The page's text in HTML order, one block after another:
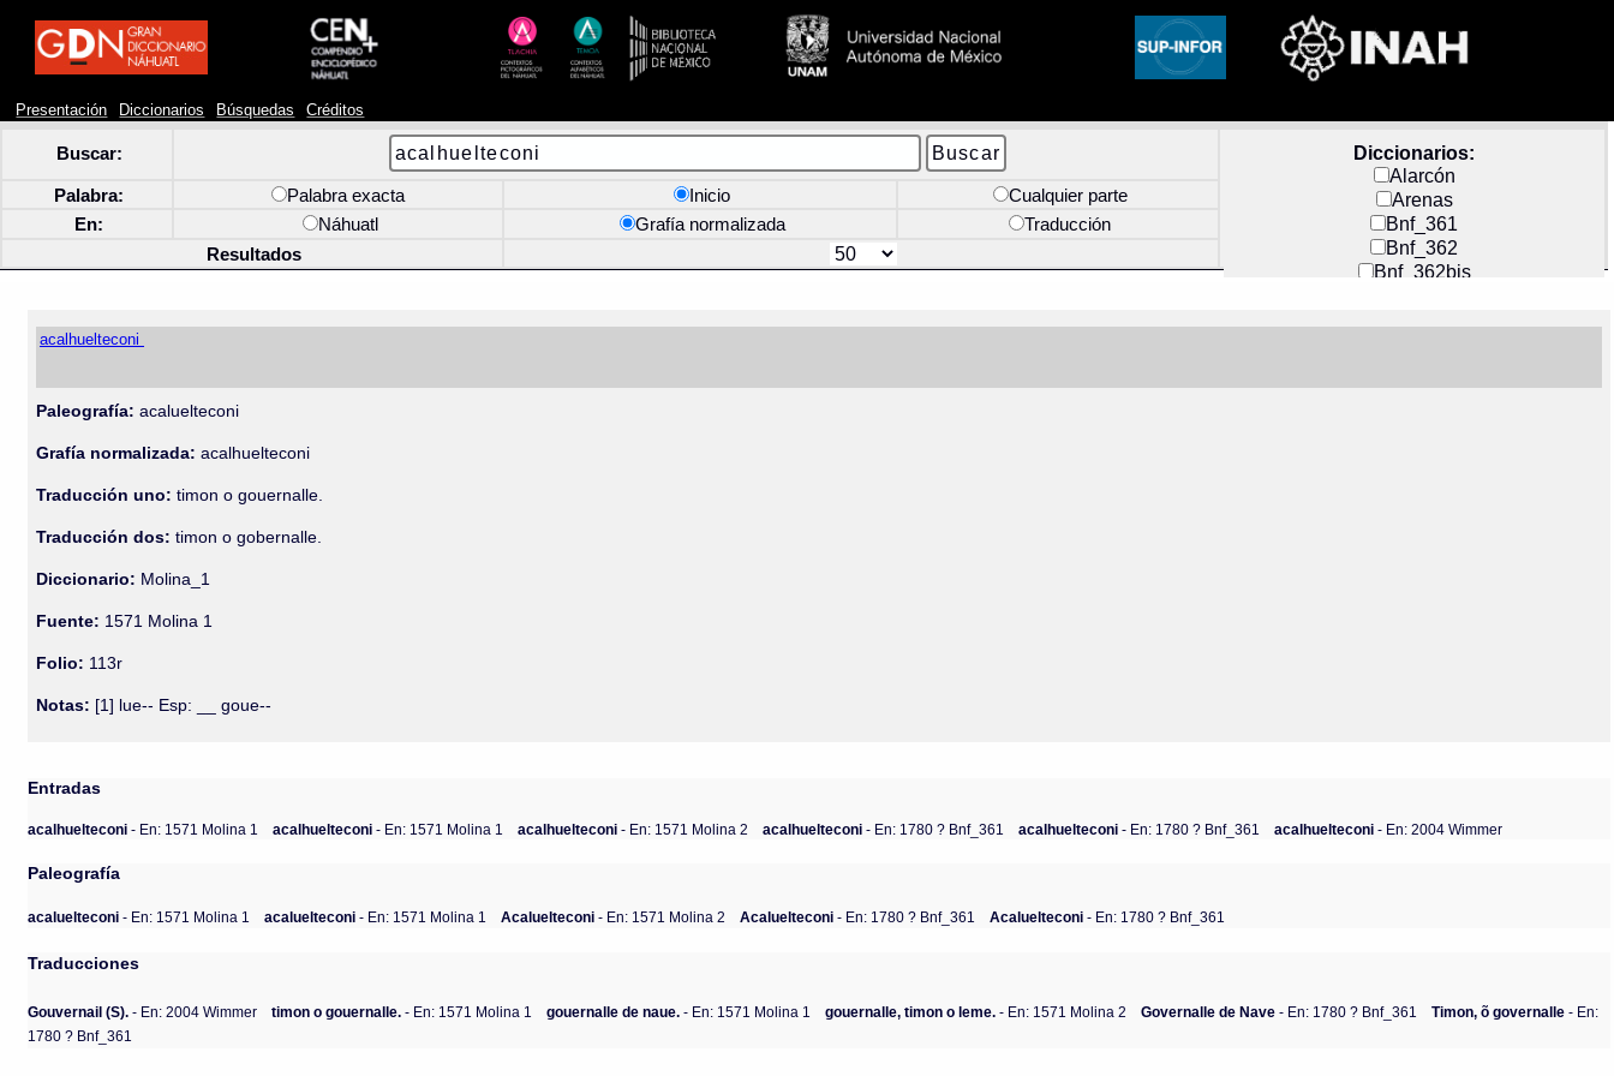
Presentación Diccionarios Búsquedas Créditos
Buscar:
Diccionarios:
Alarcón
Arenas
Bnf_361
Bnf_362
Bnf_362bis
Docs_México
Palabra: Palabra exacta Inicio
Cualquier parte
En:
Náhuatl Grafía normalizada
Traducción
Resultados
acalhuelteconi
Paleografía: acaluelteconi
Grafía normalizada: acalhuelteconi
Traducción uno: timon o gouernalle.
Traducción dos: timon o gobernalle.
Diccionario: Molina_1
Fuente: 1571 Molina 1
Folio: 113r
Notas: [1] lue-- Esp: __ goue--
Entradas
acalhuelteconi- En: 1571 Molina 1 acalhuelteconi- En: 1571 Molina 1 acalhuelteconi- En: 1571 Molina 2 acalhuelteconi- En: 1780 ? Bnf_361 acalhuelteconi- En: 1780 ? Bnf_361 acalhuelteconi- En: 2004 Wimmer
Paleografía
acaluelteconi - En: 1571 Molina 1 acaluelteconi - En: 1571 Molina 1 Acaluelteconi - En: 1571 Molina 2 Acaluelteconi - En: 1780 ? Bnf_361 Acaluelteconi - En: 1780 ? Bnf_361
Traducciones
Gouvernail (S). - En: 2004 Wimmer timon o gouernalle. - En: 1571 Molina 1 gouernalle de naue. - En: 1571 Molina 1 gouernalle, timon o leme. - En: 1571 Molina 2 Governalle de Nave - En: 1780 ? Bnf_361 Timon, õ governalle - En:
1780 ? Bnf_361